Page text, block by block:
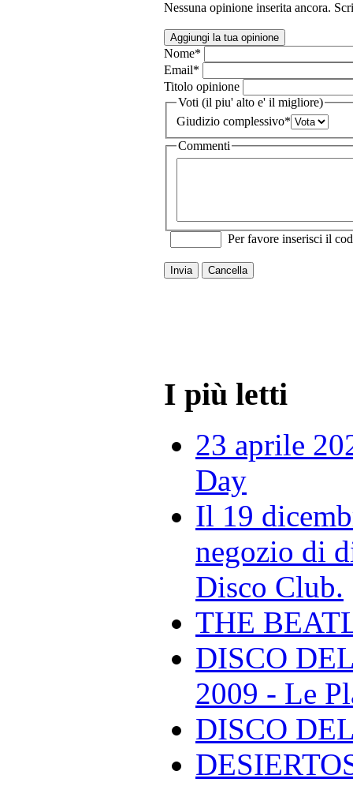
Nessuna opinione inserita ancora.
Aggiungi la tua opinione
Nome*
Email*
Titolo opinione
Voti (il piu' alto e' il migliore)
Giudizio complessivo*
Commenti
Per favore inserisci il
Invia Cancella
I più letti
23 aprile
Day
Il 19
negozio di
Disco Club.
THE
DISCO
2009 - Le
DISCO